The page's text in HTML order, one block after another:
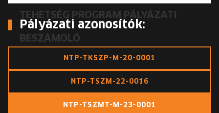
RÓLUNK
KORÁBBI ELŐADÓK
INGYENES DIÁK- ÉS TANÁRREGISZTRÁCIÓ
JEGYEK
TEHETSÉG PROGRAM PÁLYÁZATI
BESZÁMOLÓ
Pályázati azonosítók:
NTP-TKSZP-M-20-0001
NTP-TSZM-22-0016
NTP-TSZMT-M-23-0001